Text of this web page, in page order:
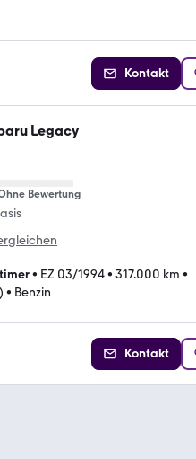
Kontakt
Legacy
Bewertung
• EZ 03/1994• 317.000 km •
• Benzin
Kontakt